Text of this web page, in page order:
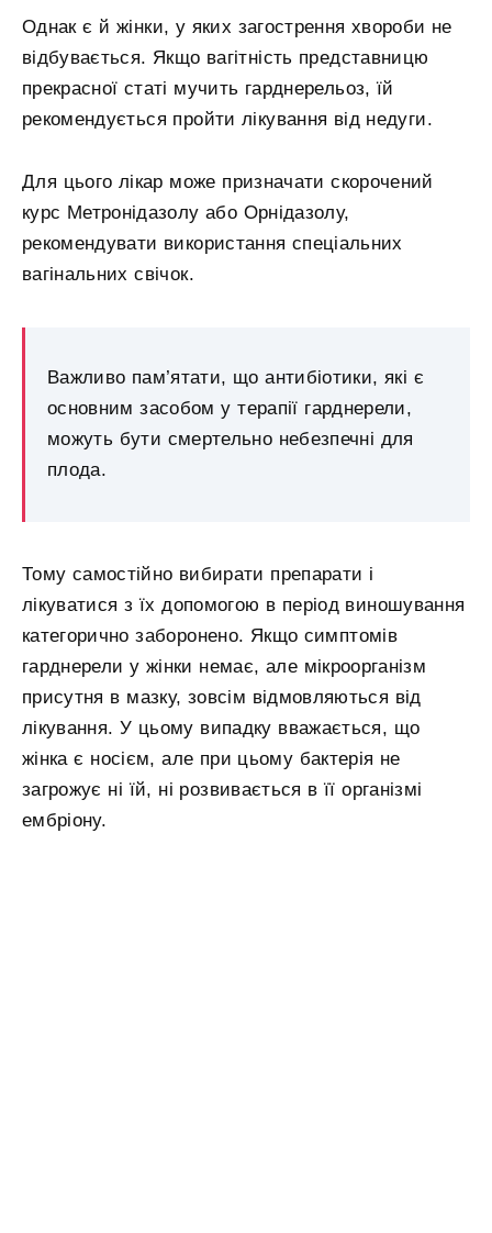
Однак є й жінки, у яких загострення хвороби не
відбувається. Якщо вагітність представницю
прекрасної статі мучить гарднерельоз, їй
рекомендується пройти лікування від недуги.
Для цього лікар може призначати скорочений
курс Метронідазолу або Орнідазолу,
рекомендувати використання спеціальних
вагінальних свічок.
Важливо пам’ятати, що антибіотики, які є
основним засобом у терапії гарднерели,
можуть бути смертельно небезпечні для
плода.
Тому самостійно вибирати препарати і
лікуватися з їх допомогою в період виношування
категорично заборонено. Якщо симптомів
гарднерели у жінки немає, але мікроорганізм
присутня в мазку, зовсім відмовляються від
лікування. У цьому випадку вважається, що
жінка є носієм, але при цьому бактерія не
загрожує ні їй, ні розвивається в її організмі
ембріону.